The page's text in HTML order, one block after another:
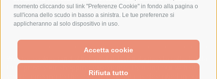
momento cliccando sul link "Preferenze Cookie" in fondo alla pagina o
sull'icona dello scudo in basso a sinistra. Le tue preferenze si
applicheranno al solo dispositivo in uso.
Accetta cookie
Rifiuta tutto
Bancario
SPESA ELETTRICA SOCIETA CONSORTILE A RESPONSABILITA LIMITATA - VIALE
MILANOFIORI, STRADA 4 - PALAZZO A5 20057, ASSAGO MILANO - PARTITA IVA
We use cookies (and other similar technologies) to collect data
to improve your shopping experience.
By using our website,
you're agreeing to the collection of data as described in our